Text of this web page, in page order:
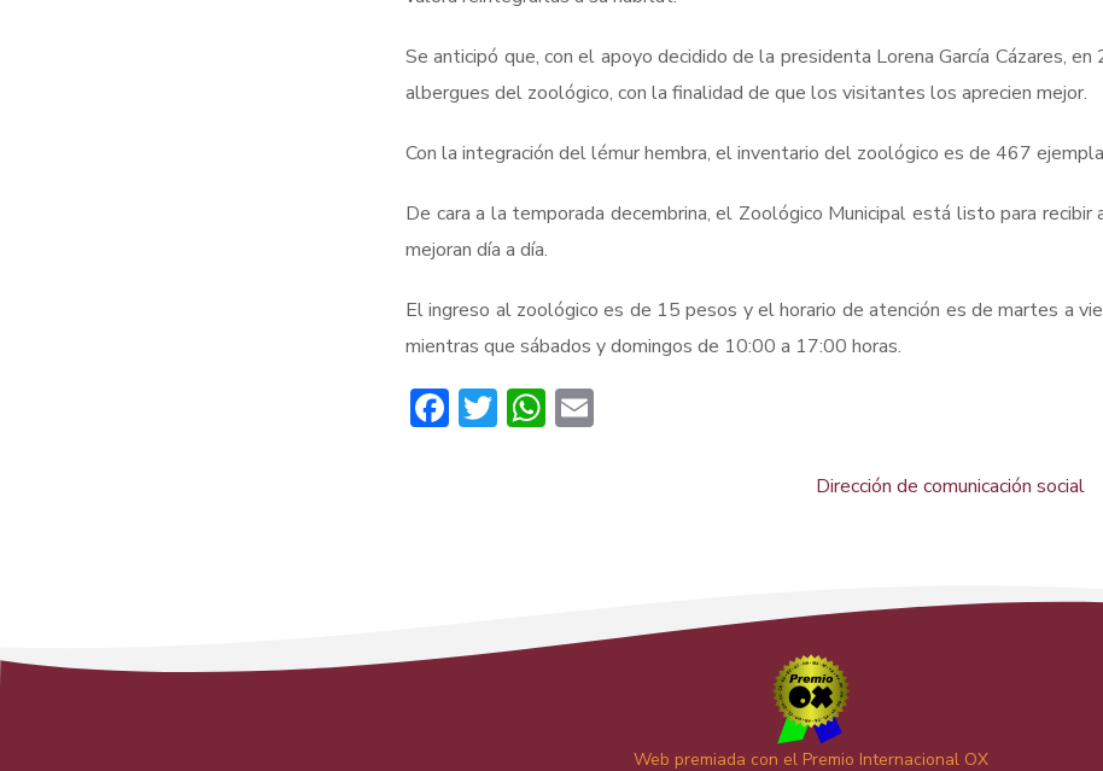
Se anticipó que, con el apoyo decidido de la presidenta Lorena García Cázares,
albergues del zoológico, con la finalidad de que los visitantes los aprecien mejor.
Con la integración del lémur hembra, el inventario del zoológico es de 467
De cara a la temporada decembrina, el Zoológico Municipal está listo para
mejoran día a día.
El ingreso al zoológico es de 15 pesos y el horario de atención es de martes a
mientras que sábados y domingos de 10:00 a 17:00 horas.
Facebook
TwitterWhatsApp
Dirección de comunicación social
Web premiada con el Premio Internacional OX